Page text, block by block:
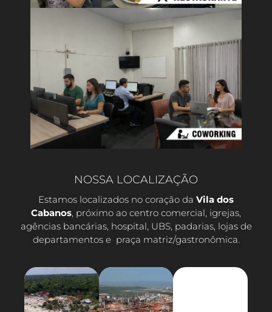
NOSSA LOCALIZAÇÃO
Estamos localizados no coração da Vila dos
Cabanos, próximo ao centro comercial, igrejas,
agências bancárias, hospital, UBS, padarias, lojas de
departamentos e praça matriz/gastronômica.